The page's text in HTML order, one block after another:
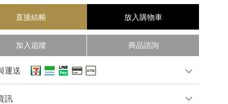
直接結帳 放入購物車
加入追蹤 商品諮詢
運送
訊